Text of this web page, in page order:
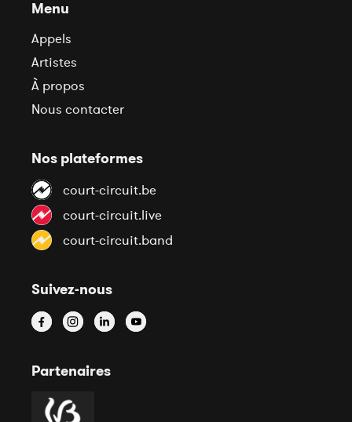
Menu
Appels
Artistes
À propos
Nous contacter
Nos plateformes
court-circuit.be
court-circuit.live
court-circuit.band
Suivez-nous
Partenaires